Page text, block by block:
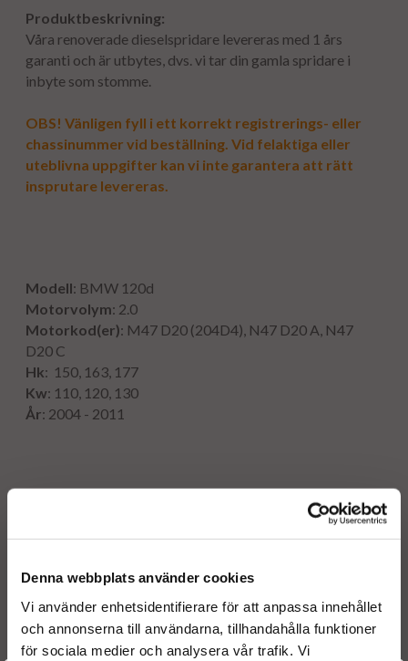
Denna webbplats använder cookies
Vi använder enhetsidentifierare för att anpassa innehållet
och annonserna till användarna, tillhandahålla funktioner
för sociala medier och analysera vår trafik. Vi
Produktbeskrivning:
Våra renoverade dieselspridare levereras med 1 års
garanti och är utbytes, dvs. vi tar din gamla spridare i
inbyte som stomme.
OBS! Vänligen fyll i ett korrekt registrerings- eller
chassinummer vid beställning. Vid felaktiga eller
uteblivna uppgifter kan vi inte garantera att rätt
insprutare levereras.
Modell: BMW 120d
Motorvolym: 2.0
Motorkod(er): M47 D20 (204D4), N47 D20 A, N47
D20 C
Hk: 150, 163, 177
Kw: 110, 120, 130
År: 2004 - 2011
0 445 110 216 BOSCH
0986435091 BOSCH
0445110216 BOSCH
0445110161 BOSCH